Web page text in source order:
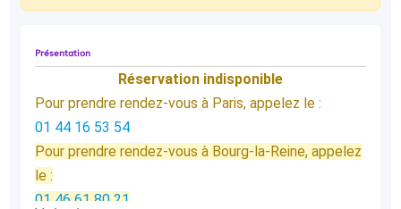
Présentation
Réservation indisponible
Pour prendre rendez-vous à Paris, appelez le :
01 44 16 53 54
Pour prendre rendez-vous à Bourg-la-Reine, appelez
le :
01 46 61 80 21